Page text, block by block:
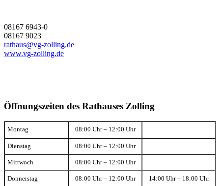
08167 6943-0
08167 9023
rathaus@vg-zolling.de
www.vg-zolling.de
Öffnungszeiten des Rathauses Zolling
Montag 08:00 Uhr – 12:00 Uhr
Dienstag 08:00 Uhr – 12:00 Uhr
Mittwoch 08:00 Uhr – 12:00 Uhr
Donnerstag 08:00 Uhr – 12:00 Uhr 14:00 Uhr – 18:00 Uhr